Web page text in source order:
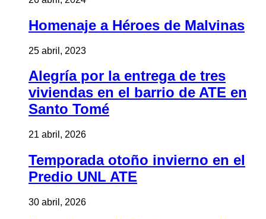
Homenaje a Héroes de Malvinas
25 abril, 2023
Alegría por la entrega de tres
viviendas en el barrio de ATE en
Santo Tomé
21 abril, 2026
Temporada otoño invierno en el
Predio UNL ATE
30 abril, 2026